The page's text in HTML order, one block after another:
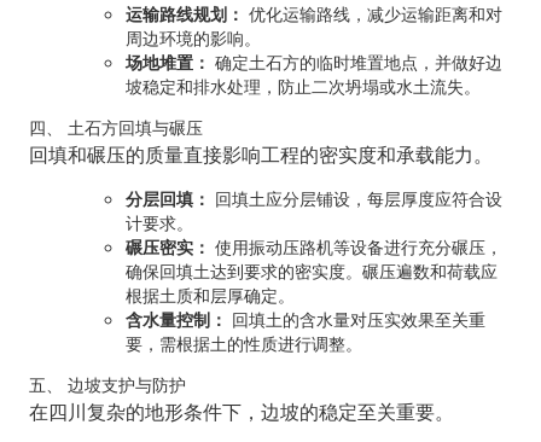
运输路线规划： 优化运输路线，减少运输距离和对
周边环境的影响。
场地堆置： 确定土石方的临时堆置地点，并做好边
坡稳定和排水处理，防止二次坍塌或水土流失。
四、 土石方回填与碾压
回填和碾压的质量直接影响工程的密实度和承载能力。
分层回填： 回填土应分层铺设，每层厚度应符合设
计要求。
碾压密实： 使用振动压路机等设备进行充分碾压，
确保回填土达到要求的密实度。碾压遍数和荷载应
根据土质和层厚确定。
含水量控制： 回填土的含水量对压实效果至关重
要，需根据土的性质进行调整。
五、 边坡支护与防护
在四川复杂的地形条件下，边坡的稳定至关重要。